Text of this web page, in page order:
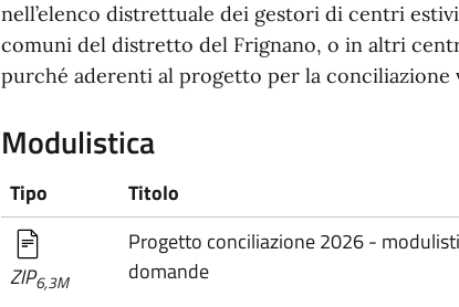
nell’elenco distrettuale dei gestori di centri
comuni del distretto del Frignano, o in altri
purché aderenti al progetto per la conciliazione
Modulistica
Tipo Titolo
ZIP6,3M
Progetto conciliazione 2026 -
domande